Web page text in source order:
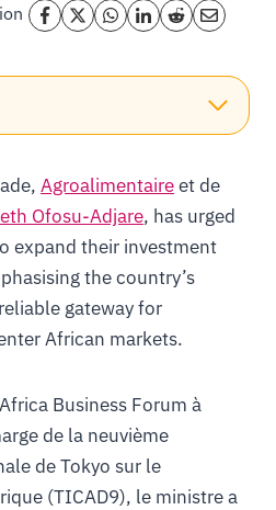
Agroalimentaireet de
Ofosu-Adjare, has urged
expand their investment
the country’s
gateway for
African markets.
Business Forum à
de la neuvième
de Tokyo sur le
(TICAD9), le ministre a